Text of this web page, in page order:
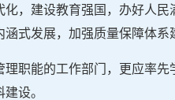
，建设教育强国，办好人
式发展，加强质量保障体
职能的工作部门，更应率
设。